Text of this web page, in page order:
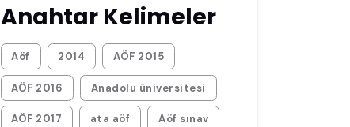
Anahtar Kelimeler
Aöf 2014 AÖF 2015
AÖF 2016 Anadolu üniversitesi
AÖF 2017 ata aöf Aöf sınav